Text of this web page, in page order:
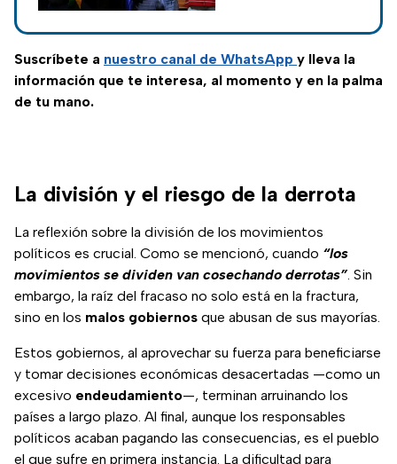
Suscríbete a nuestro canal de WhatsApp y lleva la
información que te interesa, al momento y en la palma
de tu mano.
La división y el riesgo de la derrota
La reflexión sobre la división de los movimientos
políticos es crucial. Como se mencionó, cuando “los
movimientos se dividen van cosechando derrotas”. Sin
embargo, la raíz del fracaso no solo está en la fractura,
sino en los malos gobiernos que abusan de sus mayorías.
Estos gobiernos, al aprovechar su fuerza para beneficiarse
y tomar decisiones económicas desacertadas —como un
excesivo endeudamiento—, terminan arruinando los
países a largo plazo. Al final, aunque los responsables
políticos acaban pagando las consecuencias, es el pueblo
el que sufre en primera instancia. La dificultad para